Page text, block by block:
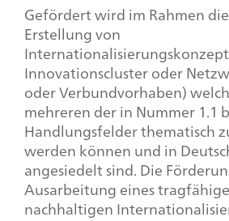
Gefördert wird im Rahmen
Erstellung von
Innova­tionscluster oder
oder Verbundvorhaben)
mehreren der in Nummer 1.1
Handlungsfelder thematisch
werden können und in
angesiedelt sind. Die
Ausarbeitung eines
nachhaltigen